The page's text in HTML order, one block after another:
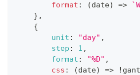
format : (date) => `
} ,
{
unit : "day" ,
step : 1 ,
format : "%D" ,
css : (date) => !